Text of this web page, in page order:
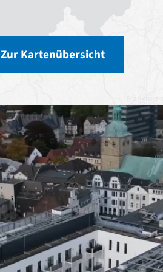
Zur Kartenübersicht